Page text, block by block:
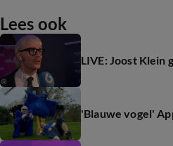
Lees ook
LIVE: Joost Klein
'Blauwe vogel'